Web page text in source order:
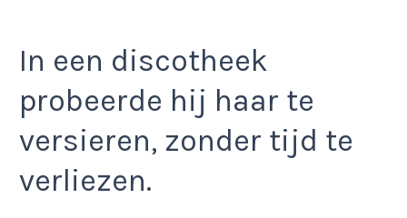
In een discotheek
probeerde hij haar te
versieren, zonder tijd te
verliezen.